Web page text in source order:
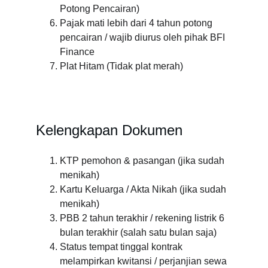
Potong Pencairan)
Pajak mati lebih dari 4 tahun potong
pencairan / wajib diurus oleh pihak BFI
Finance
Plat Hitam (Tidak plat merah)
Kelengkapan Dokumen
KTP pemohon & pasangan (jika sudah
menikah)
Kartu Keluarga / Akta Nikah (jika sudah
menikah)
PBB 2 tahun terakhir / rekening listrik 6
bulan terakhir (salah satu bulan saja)
Status tempat tinggal kontrak
melampirkan kwitansi / perjanjian sewa